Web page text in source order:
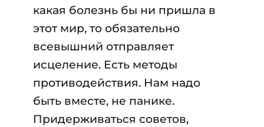
какая болезнь бы ни пришла в
этот мир, то обязательно
всевышний отправляет
исцеление. Есть методы
противодействия. Нам надо
быть вместе, не панике.
Придерживаться советов,